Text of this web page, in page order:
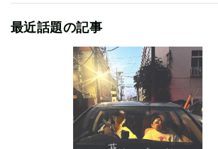
最近話題の記事